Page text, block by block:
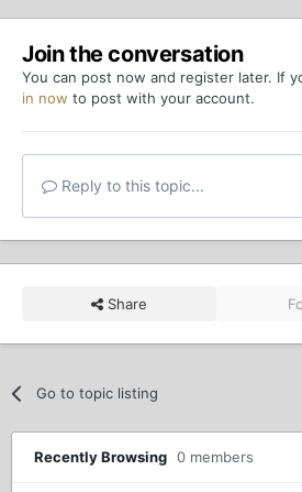
Join the conversation
You can post now and register later. If
in now to post with your account.
Reply to this topic...
Share
Go to topic listing
Recently Browsing 0 members